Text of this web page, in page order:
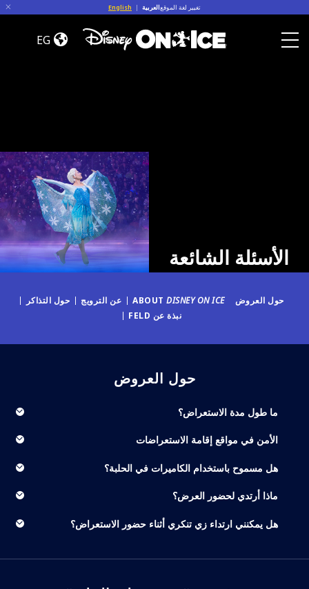
تغيير لغة الموقعالعربية |
English
الأسئلة
الشائعة EG
الأسئلة الشائعة
حول العروض ABOUT DISNEY ON ICE عن الترويج
حول التذاكر
نبذة عن FELD
حول العروض
ما طول مدة الاستعراض؟
الأمن في مواقع إقامة الاستعراضات
هل مسموح باستخدام الكاميرات في الحلبة؟
ماذا أرتدي لحضور العرض؟
هل يمكنني ارتداء زي تنكري أثناء حضور الاستعراض؟